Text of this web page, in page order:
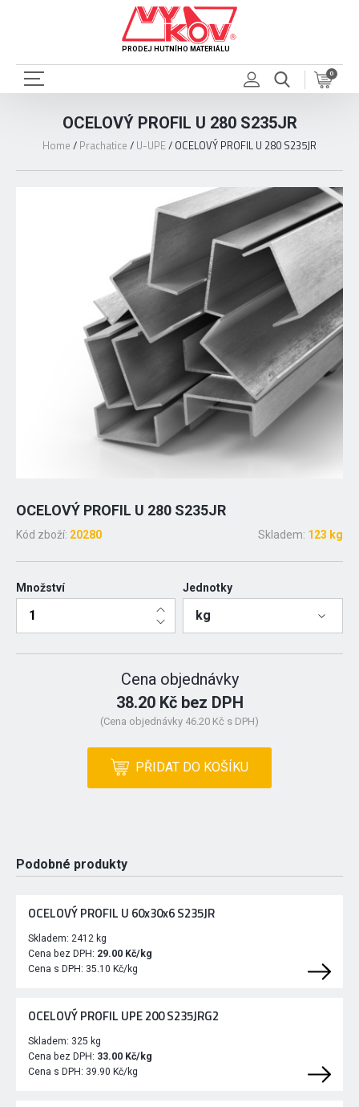
PRODEJ HUTNÍHO MATERIÁLU
0
OCELOVÝ PROFIL U 280 S235JR
Home / Prachatice / U-UPE/ OCELOVÝ PROFIL U 280 S235JR
OCELOVÝ PROFIL U 280 S235JR
Kód zboží: 20280 Skladem: 123 kg
Množství Jednotky
kg
Cena objednávky
38.20 Kč bez DPH
(Cena objednávky 46.20 Kč s DPH)
PŘIDAT DO KOŠÍKU
Podobné produkty
OCELOVÝ PROFIL U 60x30x6 S235JR
Skladem: 2412 kg
Cena bez DPH: 29.00 Kč/kg
Cena s DPH: 35.10 Kč/kg
OCELOVÝ PROFIL UPE 200 S235JRG2
Skladem: 325 kg
Cena bez DPH: 33.00 Kč/kg
Cena s DPH: 39.90 Kč/kg